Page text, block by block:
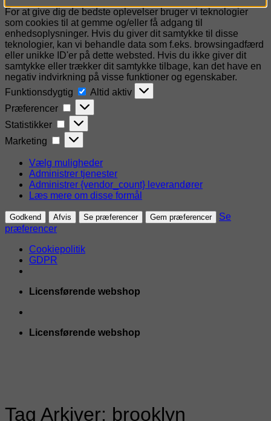
For at give dig de bedste oplevelser bruger vi teknologier
som cookies til at gemme og/eller få adgang til
enhedsoplysninger. Hvis du giver dit samtykke til disse
teknologier, kan vi behandle data som f.eks. browsingadfærd
eller unikke ID'er på dette websted. Hvis du ikke giver dit
samtykke eller trækker dit samtykke tilbage, kan det have en
negativ indvirkning på visse funktioner og egenskaber.
Funktionsdygtig
Funktionsdygtig
Altid aktiv
Præferencer
Præferencer
Statistikker Statistikker
Marketing Marketing
Vælg muligheder
Administrer tjenester
Administrer {vendor_count} leverandører
Læs mere om disse formål
Godkend Afvis Se præferencer Gem præferencer
Se
præferencer
Cookiepolitik
GDPR
Fortsæt
indhold
Licensførende webshop
Licensførende webshop
Tag Arkiver: brooklyn